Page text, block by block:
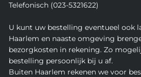
Telefonisch (023-5321622)
U kunt uw bestelling eventueel ook
Haarlem en naaste omgeving
bezorgkosten in rekening. Zo
bestelling persoonlijk bij u af.
Buiten Haarlem rekenen we voor